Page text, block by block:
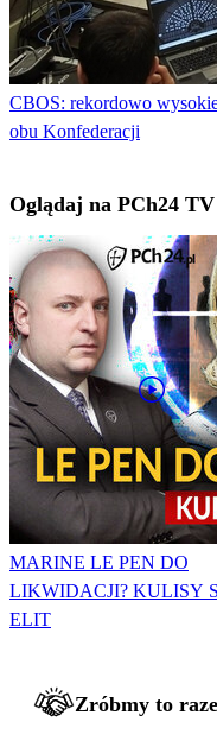
CBOS: rekordowo
obu Konfederacji
Oglądaj na PCh24 TV
MARINE LE PEN DO
LIKWIDACJI? KULISY
ELIT
Zróbmy to